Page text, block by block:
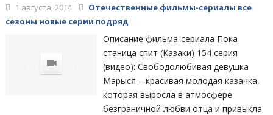
1 августа, 2014
Отечественные фильмы-сериалы все
сезоны новые серии подряд
Описание фильма-сериала Пока
станица спит (Казаки) 154 серия
(видео): Свободолюбивая девушка
Марыся – красивая молодая казачка,
которая выросла в атмосфере
безграничной любви отца и привыкла